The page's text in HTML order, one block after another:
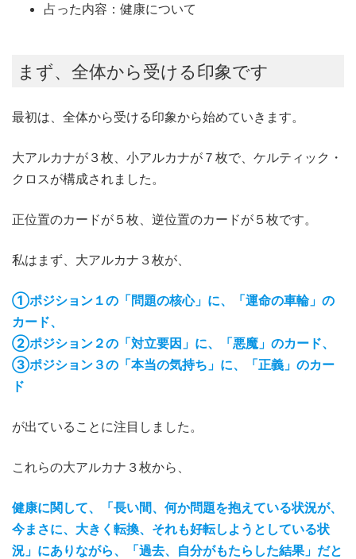
占った内容：健康について
まず、全体から受ける印象です
最初は、全体から受ける印象から始めていきます。
大アルカナが３枚、小アルカナが７枚で、ケルティック・
クロスが構成されました。
正位置のカードが５枚、逆位置のカードが５枚です。
私はまず、大アルカナ３枚が、
①ポジション１の「問題の核心」に、「運命の車輪」の
カード、
②ポジション２の「対立要因」に、「悪魔」のカード、
③ポジション３の「本当の気持ち」に、「正義」のカー
ド
が出ていることに注目しました。
これらの大アルカナ３枚から、
健康に関して、「長い間、何か問題を抱えている状況が、
今まさに、大きく転換、それも好転しようとしている状
況」にありながら、「過去、自分がもたらした結果」だと